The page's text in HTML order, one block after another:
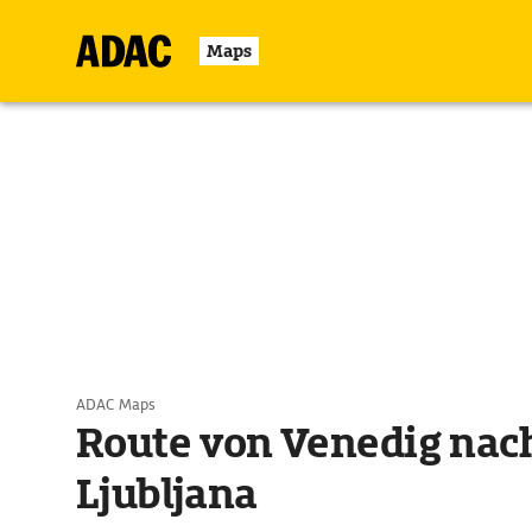
Maps
ADAC Maps
Route von Venedig
Ljubljana